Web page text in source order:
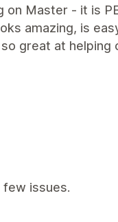
Master - it is
amazing, is
great at helping
few issues.